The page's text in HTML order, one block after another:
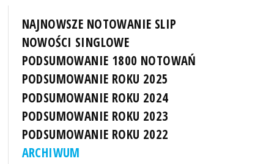
NAJNOWSZE NOTOWANIE SLIP
NOWOŚCI SINGLOWE
PODSUMOWANIE 1800 NOTOWAŃ
PODSUMOWANIE ROKU 2025
PODSUMOWANIE ROKU 2024
PODSUMOWANIE ROKU 2023
PODSUMOWANIE ROKU 2022
ARCHIWUM